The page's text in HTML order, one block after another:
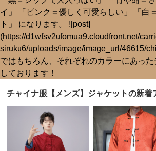
チャイナ服【メンズ】ジャケットの新着